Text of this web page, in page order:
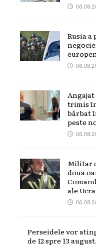
Rusia a
trimis
bărbat
peste
Militar
doua
ale
Perseidele vor
de 12 spre 13